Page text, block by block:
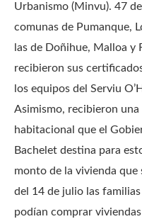
Urbanismo (Minvu). 47
comunas de Pumanque,
las de Doñihue, Malloa y
recibieron sus
los equipos del Serviu
Asimismo, recibieron
habitacional que el
Bachelet destina para
monto de la vivienda que
del 14 de julio las
podían comprar